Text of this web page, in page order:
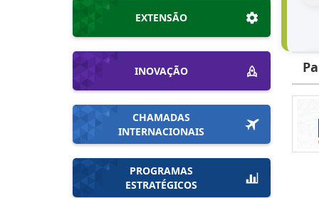
EXTENSÃO
INOVAÇÃO
CHAMADAS
INTERNACIONAIS
PROGRAMAS
ESTRATÉGICOS